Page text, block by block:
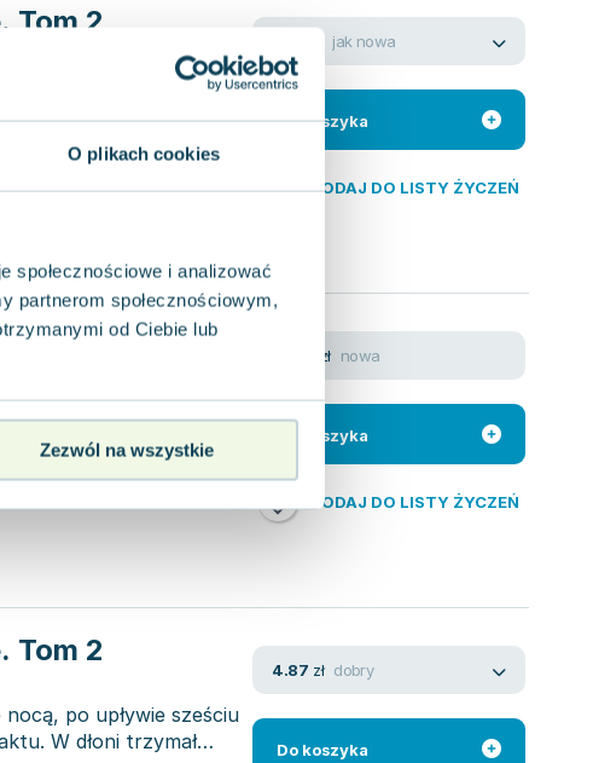
O plikach cookies
społecznościowe i analizować
partnerom społecznościowym,
od Ciebie lub
Zezwól na wszystkie
Tom 2
jak nowa
Do koszyka
DODAJ DO LISTY ŻYCZEŃ
Game.
jakby dostał cios w...
zł nowa
Do koszyka
DODAJ DO LISTY ŻYCZEŃ
Tom 2
po upływie sześciu
W dłoni trzymał
4.87 zł dobry
Do koszyka